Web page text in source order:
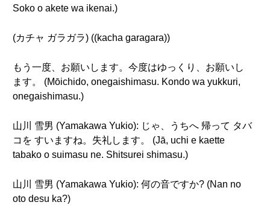
Soko o akete wa ikenai.)
(カチャ ガラガラ) ((kacha garagara))
もう一度、お願いします。今度はゆっくり、お願いし
ます。 (Mōichido, onegaishimasu. Kondo wa yukkuri,
onegaishimasu.)
山川 雪男 (Yamakawa Yukio): じゃ、うちへ 帰って タバ
コを すいますね。失礼します。 (Jā, uchi e kaette
tabako o suimasu ne. Shitsurei shimasu.)
山川 雪男 (Yamakawa Yukio): 何の音ですか? (Nan no
oto desu ka?)